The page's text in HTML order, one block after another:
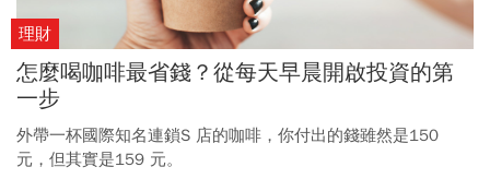
理財
怎麼喝咖啡最省錢？從每天早晨開啟投資的第
一步
外帶一杯國際知名連鎖S 店的咖啡，你付出的錢雖然是150
元，但其實是159 元。